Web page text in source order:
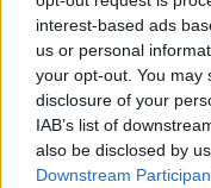
interest-based ads
us or personal
your opt-out. You may
disclosure of your
IAB’s list of
also be disclosed by
Downstream
rispetto dei limiti —
preserva
indicano infine la
belvedere per
I documenti in